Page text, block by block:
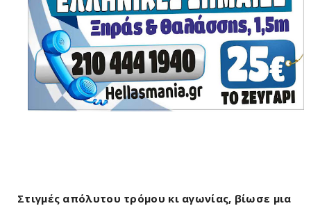
Στιγμές απόλυτου τρόμου κι αγωνίας, βίωσε μια